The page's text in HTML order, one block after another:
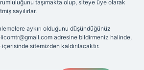
taşımakta olup, siteye üye olarak
sayılırlar.
aykırı olduğunu düşündüğünüz
adresine bildirmeniz halinde,
sitemizden kaldırılacaktır.